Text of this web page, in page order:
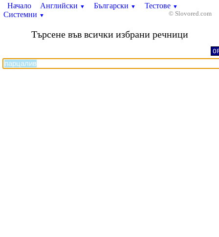
Начало Английски ▼ Български ▼ Тестове ▼
Системни ▼ © Slovored.com
Търсене във всички избрани речници